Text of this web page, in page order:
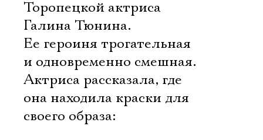
Торопецкой актриса
Галина Тюнина.
Ее героиня трогательная
и одновременно смешная.
Актриса рассказала, где
она находила краски для
своего образа: